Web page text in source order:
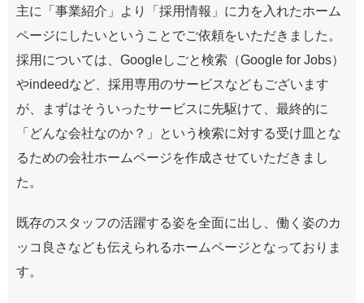
主に「事業紹介」より「採用情報」に力を入れたホーム
ページにしたいということでご依頼をいただきました。
採用については、 Googleしごと検索（Google for Jobs）
やindeedなど、採用専用のサービスなどもございます
が、まずはそういったサービスに先駆けて、最終的に
「どんな会社なのか？」という検索に対する受け皿とな
るための会社ホームページを作成させていただきまし
た。
既存のスタッフの活躍する姿を全面に出し、働く姿のカ
ッコ良さなども伝えられるホームページとなっておりま
す。